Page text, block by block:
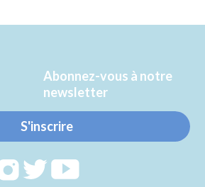
Twitter
Facebook
Abonnez-vous à notre
newsletter
S'inscrire
RejoignezRejoignezRejoignez